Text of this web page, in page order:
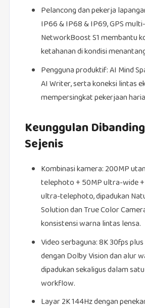
Pelancong dan pekerja
IP66 & IP68 & IP69, GPS
NetworkBoost S1 membantu
ketahanan di kondisi
Pengguna produktif: AI Mind
AI Writer, serta koneksi lintas
mempersingkat pekerjaan
Keunggulan
Sejenis
Kombinasi kamera: 200MP
telephoto + 50MP ultra‑wide
ultra‑telephoto, dipadukan
Solution dan True Color
konsistensi warna lintas lensa.
Video serbaguna: 8K 30fps
dengan Dolby Vision dan alur
dipadukan sekaligus dalam
workflow.
Layar 2K 144Hz dengan